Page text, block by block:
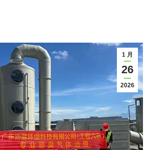
1 月
26
2026